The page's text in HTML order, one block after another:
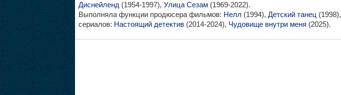
Диснейленд (1954-1997), Улица Сезам(1969-2022).
Выполняла функции продюсера фильмов: Нелл (1994), Детский танец (1998),
сериалов: Настоящий детектив(2014-2024), Чудовище внутри меня (2025).